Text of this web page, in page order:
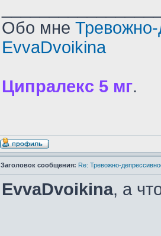
Обо мне Тревожно-
EvvaDvoikina
Ципралекс 5 мг.
Заголовок сообщения: Re: Тревожно-
EvvaDvoikina, а